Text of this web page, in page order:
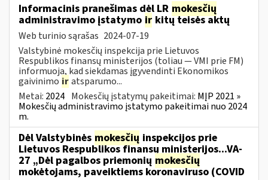
Informacinis pranešimas dėl LR mokesčių
administravimo įstatymo ir kitų teisės aktų
Web turinio sąrašas 2024-07-19
Valstybinė mokesčių inspekcija prie Lietuvos
Respublikos finansų ministerijos (toliau — VMI prie FM)
informuoja, kad siekdamas įgyvendinti Ekonomikos
gaivinimo iratsparumo...
Metai: 2024 Mokesčių įstatymų pakeitimai: MĮP 2021 »
Mokesčių administravimo įstatymo pakeitimai nuo 2024
m.
Dėl Valstybinės mokesčių inspekcijos prie
Lietuvos Respublikos finansų ministerijos...VA-
27 „Dėl pagalbos priemonių mokesčių
mokėtojams, paveiktiems koronaviruso (COVID